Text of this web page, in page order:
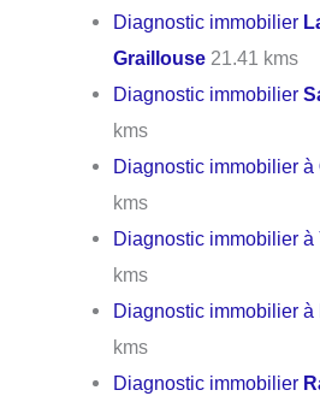
Diagnostic immobilier
Graillouse 21.41 kms
Diagnostic immobilier
kms
Diagnostic immobilier à
kms
Diagnostic immobilier à
kms
Diagnostic immobilier à
kms
Diagnostic immobilier